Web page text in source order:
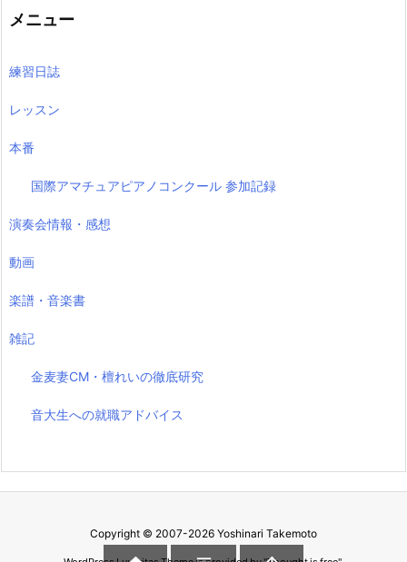
事
メニュー
練習日誌
レッスン
本番
国際アマチュアピアノコンクール 参加記録
演奏会情報・感想
動画
楽譜・音楽書
雑記
金麦妻CM・檀れいの徹底研究
音大生への就職アドバイス
Copyright © 2007-2026 Yoshinari Takemoto